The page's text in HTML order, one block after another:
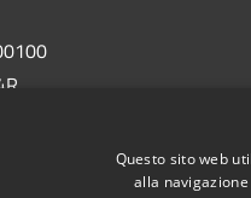
Questo sito web
alla